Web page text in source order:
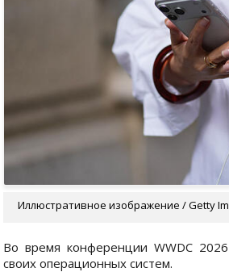
Иллюстративное изображение / Getty
Во время конференции WWDC
своих операционных систем.